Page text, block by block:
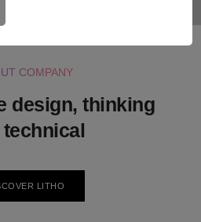
COMPANY
design, thinking
technical
LITHO